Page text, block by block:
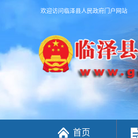
欢迎访问临泽县人民政府门户网站
首页